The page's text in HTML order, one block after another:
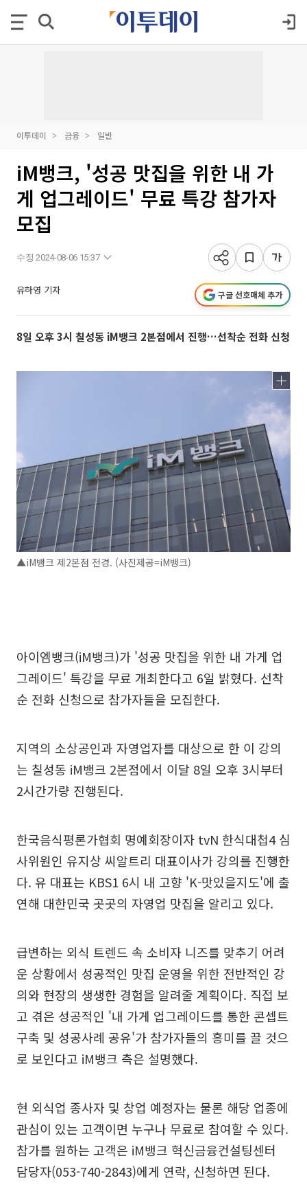
이투데이 금융 일반
iM뱅크, '성공 맛집을 위한 내 가
게 업그레이드' 무료 특강 참가자
모집
수정 2024-08-06 15:37
유하영 기자 구글 선호매체 추가
8일 오후 3시 칠성동 iM뱅크 2본점에서 진행…선착순 전화 신청
▲iM뱅크 제2본점 전경. (사진제공=iM뱅크)
아이엠뱅크(iM뱅크)가 '성공 맛집을 위한 내 가게 업
그레이드' 특강을 무료 개최한다고 6일 밝혔다. 선착
순 전화 신청으로 참가자들을 모집한다.
지역의 소상공인과 자영업자를 대상으로 한 이 강의
는 칠성동 iM뱅크 2본점에서 이달 8일 오후 3시부터
2시간가량 진행된다.
한국음식평론가협회 명예회장이자 tvN 한식대첩4 심
사위원인 유지상 씨알트리 대표이사가 강의를 진행한
다. 유 대표는 KBS1 6시 내 고향 'K-맛있을지도'에 출
연해 대한민국 곳곳의 자영업 맛집을 알리고 있다.
급변하는 외식 트렌드 속 소비자 니즈를 맞추기 어려
운 상황에서 성공적인 맛집 운영을 위한 전반적인 강
의와 현장의 생생한 경험을 알려줄 계획이다. 직접 보
고 겪은 성공적인 '내 가게 업그레이드를 통한 콘셉트
구축 및 성공사례 공유'가 참가자들의 흥미를 끌 것으
로 보인다고 iM뱅크 측은 설명했다.
현 외식업 종사자 및 창업 예정자는 물론 해당 업종에
관심이 있는 고객이면 누구나 무료로 참여할 수 있다.
참가를 원하는 고객은 iM뱅크 혁신금융컨설팅센터
담당자(053-740-2843)에게 연락, 신청하면 된다.